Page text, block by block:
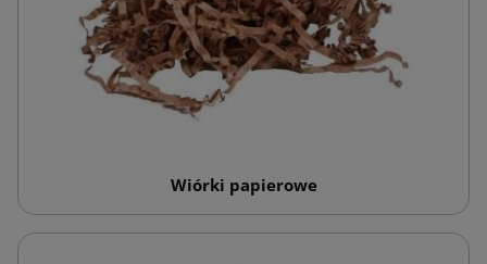
Wiórki papierowe